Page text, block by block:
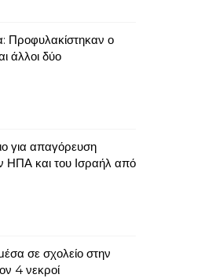
Προφυλακίστηκαν ο
άλλοι δύο
για απαγόρευση
ΗΠΑ και του Ισραήλ από
σε σχολείο στην
4 νεκροί